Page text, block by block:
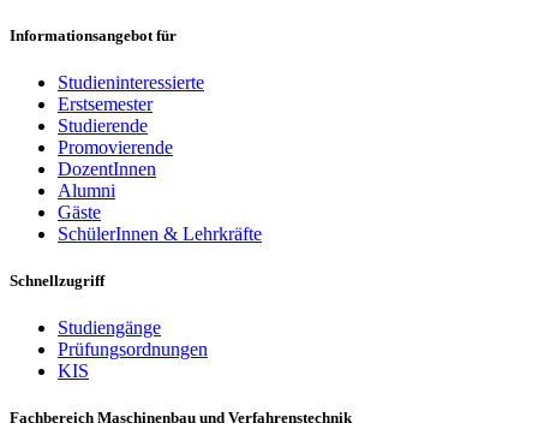
Informationsangebot für
Studieninteressierte
Erstsemester
Studierende
Promovierende
DozentInnen
Alumni
Gäste
SchülerInnen & Lehrkräfte
Schnellzugriff
Studiengänge
Prüfungsordnungen
KIS
Fachbereich Maschinenbau und Verfahrenstechnik